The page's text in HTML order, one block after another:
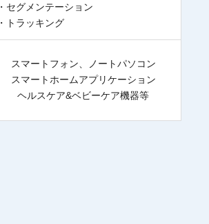
・セグメンテーション
・トラッキング
スマートフォン、ノートパソコン
スマートホームアプリケーション
ヘルスケア&ベビーケア機器等